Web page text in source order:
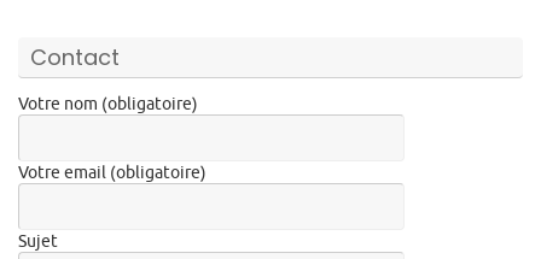
Contact
Votre nom (obligatoire)
Votre email (obligatoire)
Sujet